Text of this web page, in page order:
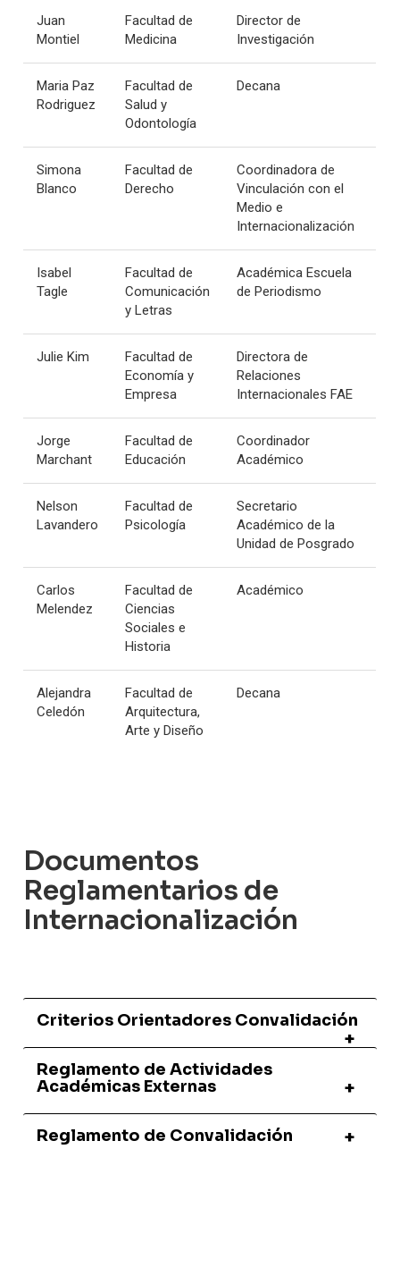
Juan
Montiel
Facultad de
Medicina
Director de
Investigación
Maria Paz
Rodriguez
Facultad de
Salud y
Odontología
Decana
Simona
Blanco
Facultad de
Derecho
Coordinadora de
Vinculación con el
Medio e
Internacionalización
Isabel
Tagle
Facultad de
Comunicación
y Letras
Académica Escuela
de Periodismo
Julie Kim
Facultad de
Economía y
Empresa
Directora de
Relaciones
Internacionales FAE
Jorge
Marchant
Facultad de
Educación
Coordinador
Académico
Nelson
Lavandero
Facultad de
Psicología
Secretario
Académico de la
Unidad de Posgrado
Carlos
Melendez
Facultad de
Ciencias
Sociales e
Historia
Académico
Alejandra
Celedón
Facultad de
Arquitectura,
Arte y Diseño
Decana
Documentos
Reglamentarios de
Internacionalización
Criterios Orientadores Convalidación
Reglamento de Actividades
Académicas Externas
Reglamento de Convalidación